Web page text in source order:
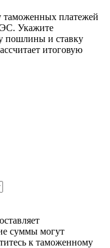
таможенных платежей
Укажите
пошлины и ставку
итоговую
суммы могут
к таможенному